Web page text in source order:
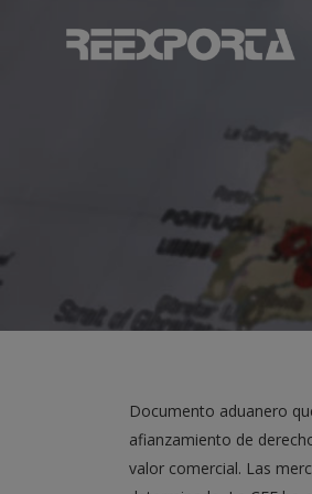
Documento aduanero
afianzamiento de
valor comercial. Las